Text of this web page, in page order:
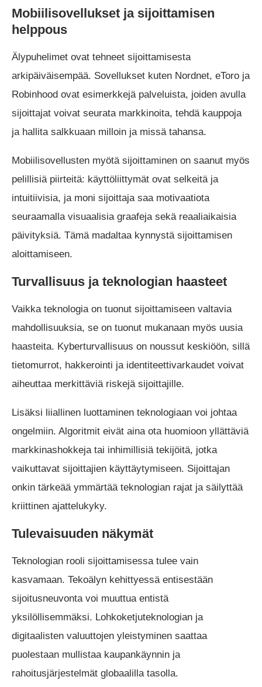
Mobiilisovellukset ja sijoittamisen
helppous
Älypuhelimet ovat tehneet sijoittamisesta
arkipäiväisempää. Sovellukset kuten Nordnet, eToro ja
Robinhood ovat esimerkkejä palveluista, joiden avulla
sijoittajat voivat seurata markkinoita, tehdä kauppoja
ja hallita salkkuaan milloin ja missä tahansa.
Mobiilisovellusten myötä sijoittaminen on saanut myös
pelillisiä piirteitä: käyttöliittymät ovat selkeitä ja
intuitiivisia, ja moni sijoittaja saa motivaatiota
seuraamalla visuaalisia graafeja sekä reaaliaikaisia
päivityksiä. Tämä madaltaa kynnystä sijoittamisen
aloittamiseen.
Turvallisuus ja teknologian haasteet
Vaikka teknologia on tuonut sijoittamiseen valtavia
mahdollisuuksia, se on tuonut mukanaan myös uusia
haasteita. Kyberturvallisuus on noussut keskiöön, sillä
tietomurrot, hakkerointi ja identiteettivarkaudet voivat
aiheuttaa merkittäviä riskejä sijoittajille.
Lisäksi liiallinen luottaminen teknologiaan voi johtaa
ongelmiin. Algoritmit eivät aina ota huomioon yllättäviä
markkinashokkeja tai inhimillisiä tekijöitä, jotka
vaikuttavat sijoittajien käyttäytymiseen. Sijoittajan
onkin tärkeää ymmärtää teknologian rajat ja säilyttää
kriittinen ajattelukyky.
Tulevaisuuden näkymät
Teknologian rooli sijoittamisessa tulee vain
kasvamaan. Tekoälyn kehittyessä entisestään
sijoitusneuvonta voi muuttua entistä
yksilöllisemmäksi. Lohkoketjuteknologian ja
digitaalisten valuuttojen yleistyminen saattaa
puolestaan mullistaa kaupankäynnin ja
rahoitusjärjestelmät globaalilla tasolla.